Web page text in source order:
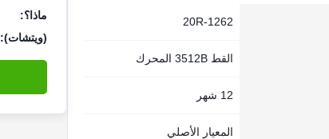
20R-1262
القط 3512B المحرك
12 شهر
المعيار الأصلي
ماذا؟:
(ويتشات):